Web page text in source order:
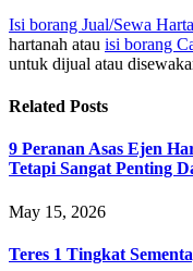
Isi borang Jual/Sewa
hartanah atau isi borang
untuk dijual atau
Related Posts
9 Peranan Asas Ejen
Tetapi Sangat Penting
May 15, 2026
Teres 1 Tingkat